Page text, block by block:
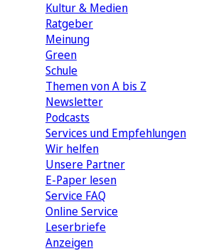
Kultur & Medien
Ratgeber
Meinung
Green
Schule
Themen von A bis Z
Newsletter
Podcasts
Services und Empfehlungen
Wir helfen
Unsere Partner
E-Paper lesen
Service FAQ
Online Service
Leserbriefe
Anzeigen